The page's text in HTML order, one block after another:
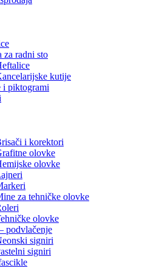
za radni sto
kutije
i piktogrami
i korektori
olovke
olovke
za tehničke olovke
olovke
podvlačenje
signiri
signiri